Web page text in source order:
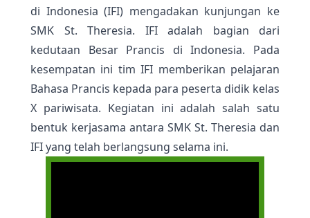
di Indonesia (IFI) mengadakan kunjungan ke
SMK St. Theresia. IFI adalah bagian dari
kedutaan Besar Prancis di Indonesia. Pada
kesempatan ini tim IFI memberikan pelajaran
Bahasa Prancis kepada para peserta didik kelas
X pariwisata. Kegiatan ini adalah salah satu
bentuk kerjasama antara SMK St. Theresia dan
IFI yang telah berlangsung selama ini.